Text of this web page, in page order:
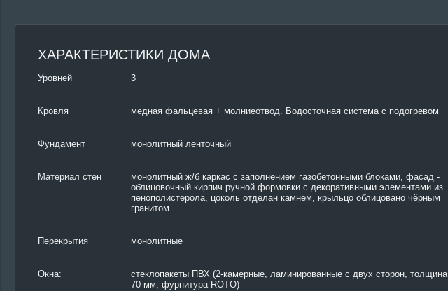
ХАРАКТЕРИСТИКИ ДОМА
Уровней 3
Кровля медная фальцевая + молниеотвод. Водосточная система с подогревом
Фундамент монолитный ленточный
Материал стен
монолитный ж/б каркас с заполнением газобетонными блоками, фасад -
облицовочный кирпич ручной формовки с декоративными элементами из
пенополистерола, цоколь отделан камнем, крыльцо облицовано чёрным
гранитом
Перекрытия монолитные
Окна:
стеклопакеты ПВХ (2-камерные, ламинированные с двух сторон, толщина
70 мм, фурнитура ROTO)